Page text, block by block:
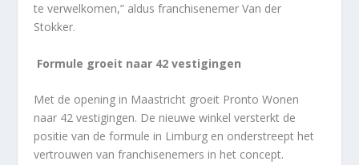
te verwelkomen,” aldus franchisenemer Van der
Stokker.
Formule groeit naar 42 vestigingen
Met de opening in Maastricht groeit Pronto Wonen
naar 42 vestigingen. De nieuwe winkel versterkt de
positie van de formule in Limburg en onderstreept het
vertrouwen van franchisenemers in het concept.